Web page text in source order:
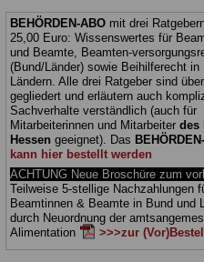
BEHÖRDEN-ABO mit drei
25,00 Euro: Wissenswertes für
und Beamte, Beamten-
(Bund/Länder) sowie Beihilferecht in
Ländern. Alle drei Ratgeber sind
gegliedert und erläutern auch
Sachverhalte verständlich (auch für
Mitarbeiterinnen und Mitarbeiter des
Hessen geeignet). Das
kann hier bestellt werden
ACHTUNG Neue Broschüre zum
Teilweise 5-stellige Nachzahlungen
Beamtinnen & Beamte in Bund und
durch Neuordnung der
Alimentation
>>>zur